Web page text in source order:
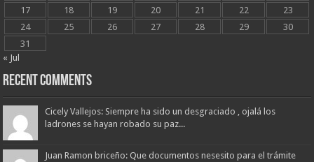
17
18 19 20 21 22
23
24
25 26 27 28 29
30
31
« Jul
Recent Comments
Cicely Vallejos: Siempre ha sido un desgraciado , ojalá los
ladrones se hayan robado su paz...
Juan Ramon briceño: Que documentos nesesito para el trámite